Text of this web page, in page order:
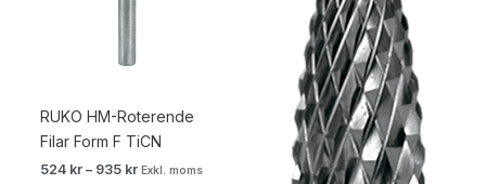
RUKO HM-Roterende
Filar Form F TiCN
524 kr – 935 kr Exkl. moms